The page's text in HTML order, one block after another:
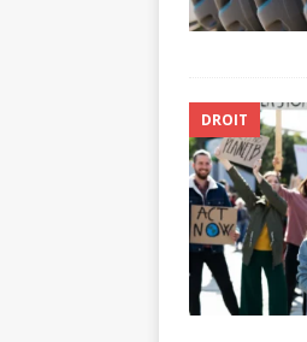
DROIT